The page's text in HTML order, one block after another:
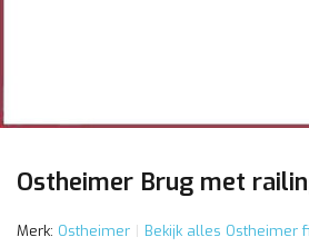
Ostheimer Brug met
Merk: Ostheimer Bekijk alles Ostheimer